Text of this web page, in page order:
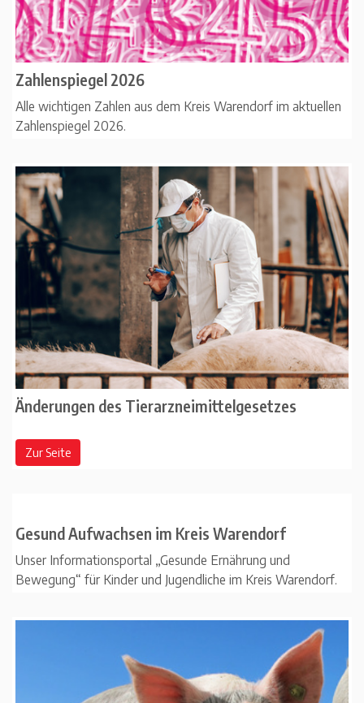
Zahlenspiegel 2026
Alle wichtigen Zahlen aus dem Kreis Warendorf im aktuellen
Zahlenspiegel 2026.
Änderungen des Tierarzneimittelgesetzes
Zur Seite
Gesund Aufwachsen im Kreis Warendorf
Unser Informationsportal „Gesunde Ernährung und
Bewegung“ für Kinder und Jugendliche im Kreis Warendorf.